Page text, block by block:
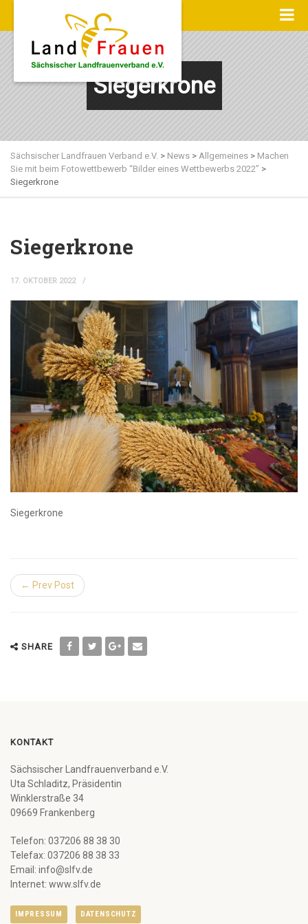
Siegerkrone
Sächsischer Landfrauen Verband e.V. > News > Allgemeines > Machen
Sie mit beim Fotowettbewerb “Bilder eines Wettbewerbs 2022” >
Siegerkrone
Siegerkrone
17. OKTOBER 2022
Siegerkrone
← Prev Post
SHARE
KONTAKT
Sächsischer Landfrauenverband e.V.
Uta Schladitz, Präsidentin
Winklerstraße 34
09669 Frankenberg
Telefon: 037206 88 38 30
Telefax: 037206 88 38 33
Email: info@slfv.de
Internet: www.slfv.de
IMPRESSUM DATENSCHUTZ